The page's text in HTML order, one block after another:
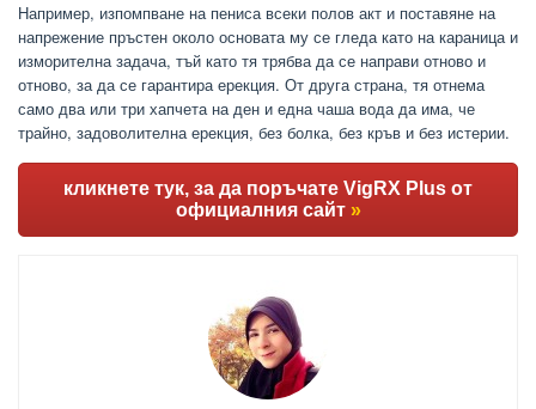
Например, изпомпване на пениса всеки полов акт и поставяне на
напрежение пръстен около основата му се гледа като на караница и
изморителна задача, тъй като тя трябва да се направи отново и
отново, за да се гарантира ерекция. От друга страна, тя отнема
само два или три хапчета на ден и една чаша вода да има, че
трайно, задоволителна ерекция, без болка, без кръв и без истерии.
кликнете тук, за да поръчате VigRX Plus от
официалния сайт »